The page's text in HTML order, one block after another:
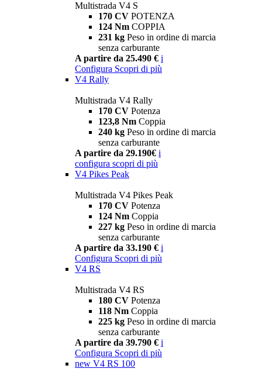
Multistrada V4 S
170 CV POTENZA
124 Nm COPPIA
231 kg Peso in ordine di marcia
senza carburante
A partire da 25.490 € i
Configura Scopri di più
V4 Rally
Multistrada V4 Rally
170 CV Potenza
123,8 Nm Coppia
240 kg Peso in ordine di marcia
senza carburante
A partire da 29.190€ i
configura scopri di più
V4 Pikes Peak
Multistrada V4 Pikes Peak
170 CV Potenza
124 Nm Coppia
227 kg Peso in ordine di marcia
senza carburante
A partire da 33.190 € i
Configura Scopri di più
V4 RS
Multistrada V4 RS
180 CV Potenza
118 Nm Coppia
225 kg Peso in ordine di marcia
senza carburante
A partire da 39.790 € i
Configura Scopri di più
new V4 RS 100